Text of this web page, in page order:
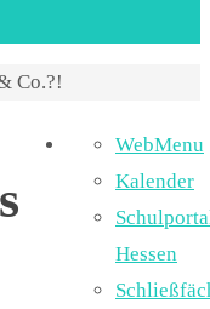
Co.?!
WebMenu
Kalender
Hessen